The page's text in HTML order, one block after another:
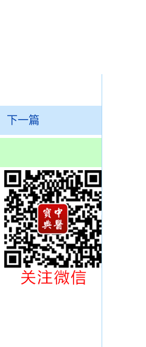
下一篇